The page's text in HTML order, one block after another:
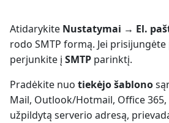
Atidarykite Nustatymai → El.
rodo SMTP formą. Jei
perjunkite į SMTP parinktį.
Pradėkite nuo tiekėjo šablono
Mail, Outlook/Hotmail, Office
užpildytą serverio adresą,